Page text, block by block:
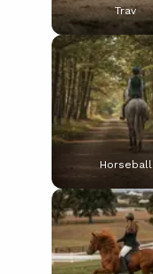
Trav
Horseball